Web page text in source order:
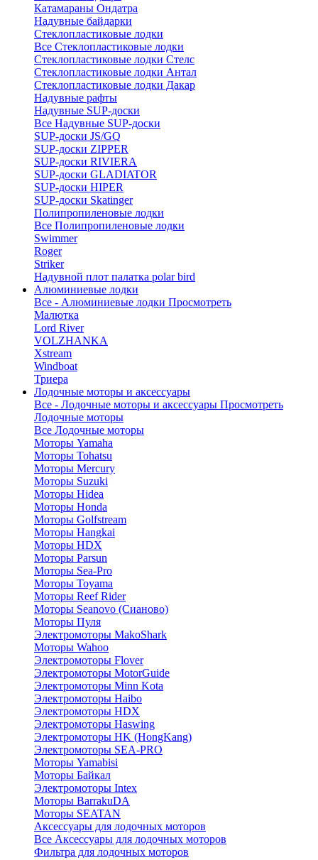
Катамараны Ондатра
Надувные байдарки
Стеклопластиковые лодки
Все Стеклопластиковые лодки
Стеклопластиковые лодки Стелс
Стеклопластиковые лодки Антал
Стеклопластиковые лодки Дакар
Надувные рафты
Надувные SUP-доски
Все Надувные SUP-доски
SUP-доски JS/GQ
SUP-доски ZIPPER
SUP-доски RIVIERA
SUP-доски GLADIATOR
SUP-доски HIPER
SUP-доски Skatinger
Полипропиленовые лодки
Все Полипропиленовые лодки
Swimmer
Roger
Striker
Надувной плот палатка polar bird
Алюминиевые лодки
Все - Алюминиевые лодки Просмотреть
Малютка
Lord River
VOLZHANKA
Xstream
Windboat
Триера
Лодочные моторы и аксессуары
Все - Лодочные моторы и аксессуары Просмотреть
Лодочные моторы
Все Лодочные моторы
Моторы Yamaha
Моторы Tohatsu
Моторы Mercury
Моторы Suzuki
Моторы Hidea
Моторы Honda
Моторы Golfstream
Моторы Hangkai
Моторы HDX
Моторы Parsun
Моторы Sea-Pro
Моторы Toyama
Моторы Reef Rider
Моторы Seanovo (Сианово)
Моторы Пуля
Электромоторы MakoShark
Моторы Wahoo
Электромоторы Flover
Электромоторы MotorGuide
Электромоторы Minn Kota
Электромоторы Haibo
Электромоторы HDX
Электромоторы Haswing
Электромоторы HK (HongKang)
Электромоторы SEA-PRO
Моторы Yamabisi
Моторы Байкал
Электромоторы Intex
Моторы BarrakuDA
Моторы SEATAN
Аксессуары для лодочных моторов
Все Аксессуары для лодочных моторов
Фильтра для лодочных моторов